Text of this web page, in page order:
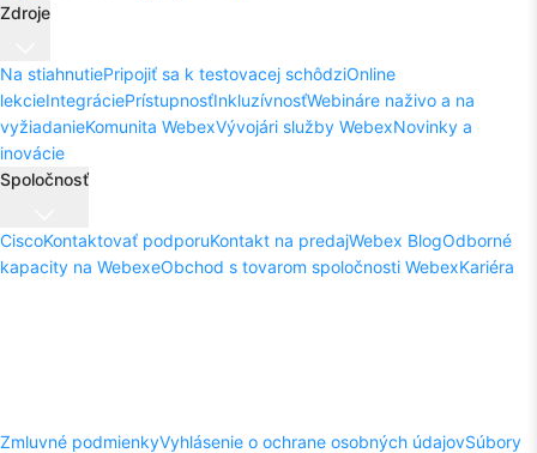
Zdroje
Na stiahnutiePripojiť sa k testovacej schôdziOnline
lekcieIntegráciePrístupnosťInkluzívnosťWebináre naživo a na
vyžiadanieKomunita WebexVývojári služby WebexNovinky a
inovácie
Spoločnosť
CiscoKontaktovať podporuKontakt na predajWebex BlogOdborné
kapacity na WebexeObchod s tovarom spoločnosti WebexKariéra
Zmluvné podmienkyVyhlásenie o ochrane osobných údajovSúbory